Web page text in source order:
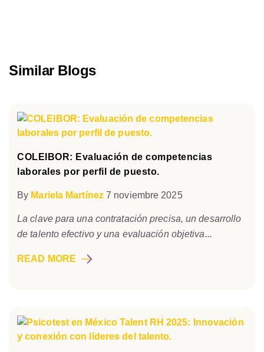
Similar Blogs
COLEIBOR: Evaluación de competencias
laborales por perfil de puesto.
By Mariela Martínez 7 noviembre 2025
La clave para una contratación precisa, un desarrollo
de talento efectivo y una evaluación objetiva...
READ MORE